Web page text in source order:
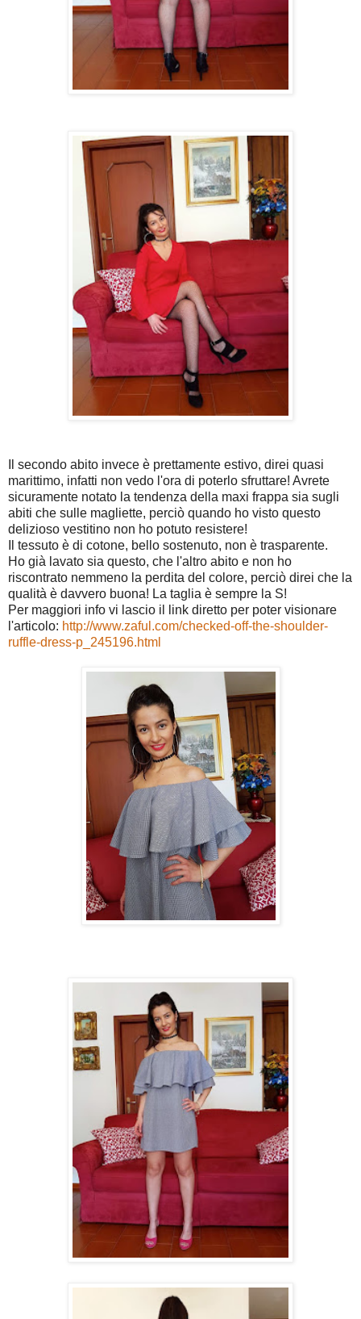
Il secondo abito invece è prettamente estivo, direi quasi
marittimo, infatti non vedo l'ora di poterlo sfruttare! Avrete
sicuramente notato la tendenza della maxi frappa sia sugli
abiti che sulle magliette, perciò quando ho visto questo
delizioso vestitino non ho potuto resistere!
Il tessuto è di cotone, bello sostenuto, non è trasparente.
Ho già lavato sia questo, che l'altro abito e non ho
riscontrato nemmeno la perdita del colore, perciò direi che la
qualità è davvero buona! La taglia è sempre la S!
Per maggiori info vi lascio il link diretto per poter visionare
l'articolo: http://www.zaful.com/checked-off-the-shoulder-
ruffle-dress-p_245196.html